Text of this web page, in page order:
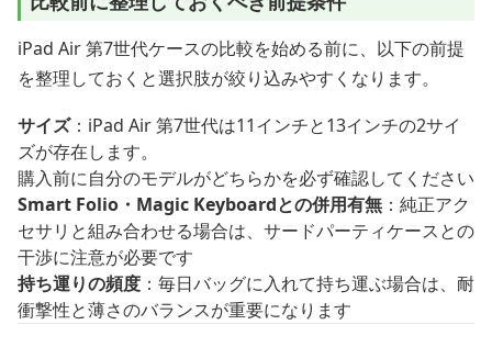
iPad Air 第7世代ケースの比較を始める前に、以下の前提
を整理しておくと選択肢が絞り込みやすくなります。
サイズ：iPad Air 第7世代は11インチと13インチの2サイ
ズが存在します。
購入前に自分のモデルがどちらかを必ず確認してください
Smart Folio・Magic Keyboardとの併用有無 ：純正アク
セサリと組み合わせる場合は、サードパーティケースとの
干渉に注意が必要です
持ち運りの頻度 ：毎日バッグに入れて持ち運ぶ場合は、耐
衝撃性と薄さのバランスが重要になります